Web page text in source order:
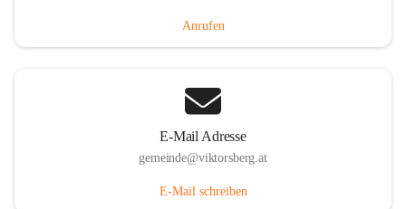
Anrufen
E-Mail Adresse
gemeinde@viktorsberg.at
E-Mail schreiben